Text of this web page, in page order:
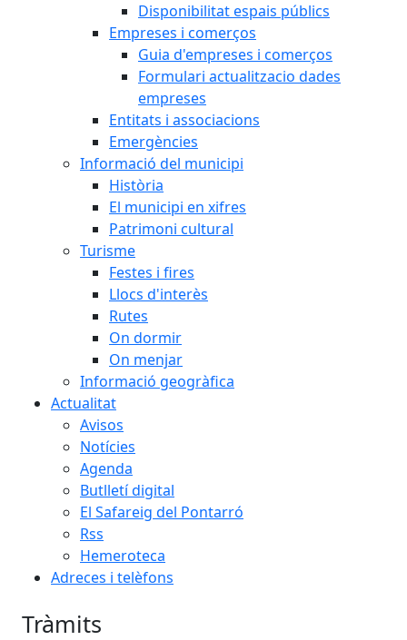
Disponibilitat espais públics
Empreses i comerços
Guia d'empreses i comerços
Formulari actualitzacio dades
empreses
Entitats i associacions
Emergències
Informació del municipi
Història
El municipi en xifres
Patrimoni cultural
Turisme
Festes i fires
Llocs d'interès
Rutes
On dormir
On menjar
Informació geogràfica
Actualitat
Avisos
Notícies
Agenda
Butlletí digital
El Safareig del Pontarró
Rss
Hemeroteca
Adreces i telèfons
Tràmits